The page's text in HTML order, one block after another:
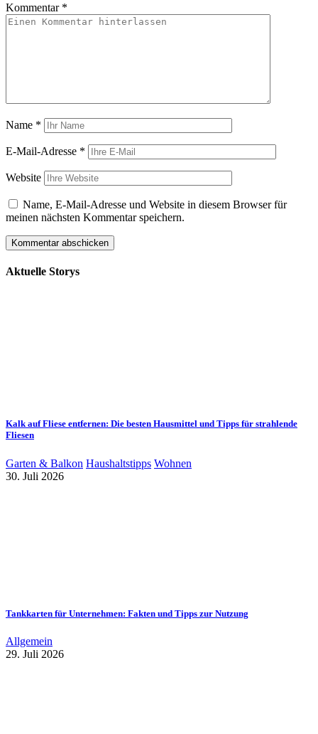
Kommentar *
Name *
E-Mail-Adresse *
Website
Name, E-Mail-Adresse und Website in diesem Browser für
meinen nächsten Kommentar speichern.
Aktuelle Storys
Kalk auf Fliese entfernen: Die besten Hausmittel und Tipps für strahlende
Fliesen
Garten & Balkon Haushaltstipps Wohnen
30. Juli 2026
Tankkarten für Unternehmen: Fakten und Tipps zur Nutzung
Allgemein
29. Juli 2026